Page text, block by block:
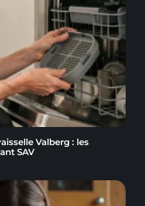
Valberg : les
SAV